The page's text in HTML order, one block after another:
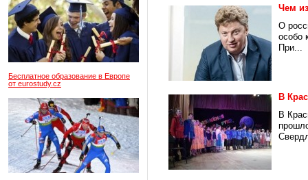
Бесплатное образование в Европе
от eurostudy.cz
Чем
О
особо
При...
В
В